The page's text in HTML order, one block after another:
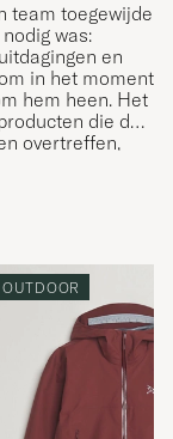
team toegewijde
was:
en
in het moment
hem heen. Het
die de
overtreffen,
OUTDOOR